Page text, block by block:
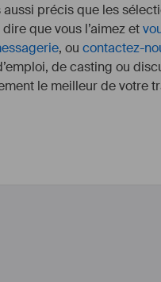
précis que les
que vous l’aimez et
, ou contactez-
de casting ou
le meilleur de votre